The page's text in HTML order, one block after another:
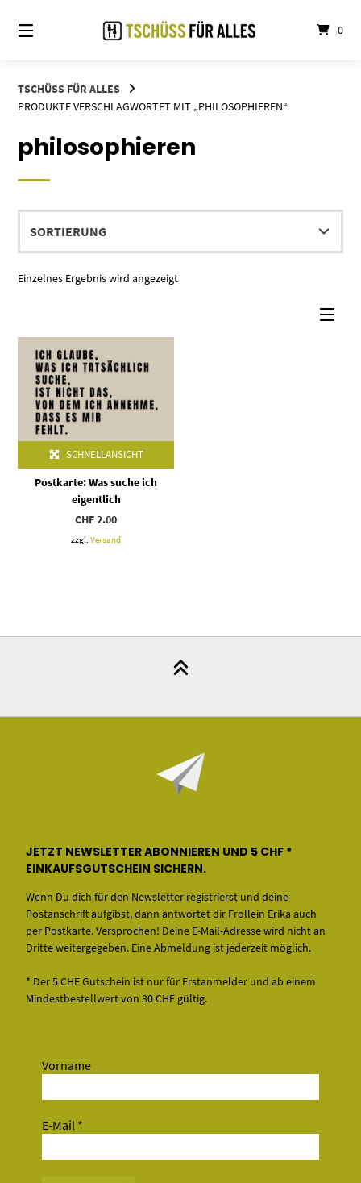
zum
Inhalt
0
TSCHÜSS FÜR ALLES
PRODUKTE VERSCHLAGWORTET MIT „PHILOSOPHIEREN“
philosophieren
Einzelnes Ergebnis wird angezeigt
SCHNELLANSICHT
Postkarte: Was suche ich
eigentlich
CHF2.00
zzgl.Versand
JETZT NEWSLETTER ABONNIEREN UND 5 CHF *
EINKAUFSGUTSCHEIN SICHERN.
Wenn Du dich für den Newsletter registrierst und deine
Postanschrift aufgibst, dann antwortet dir Frollein Erika auch
per Postkarte. Versprochen! Deine E-Mail-Adresse wird nicht an
Dritte weitergegeben. Eine Abmeldung ist jederzeit möglich.
* Der 5 CHF Gutschein ist nur für Erstanmelder und ab einem
Mindestbestellwert von 30 CHF gültig.
Vorname
E-Mail *